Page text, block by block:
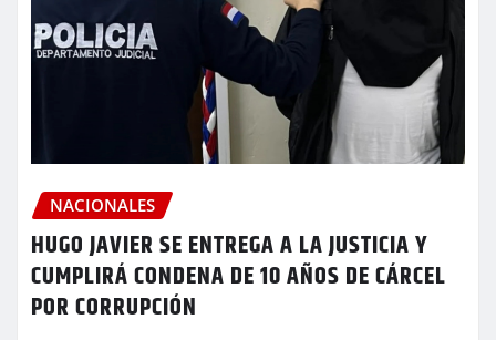
NACIONALES
HUGO JAVIER SE ENTREGA A LA JUSTICIA Y
CUMPLIRÁ CONDENA DE 10 AÑOS DE CÁRCEL
POR CORRUPCIÓN